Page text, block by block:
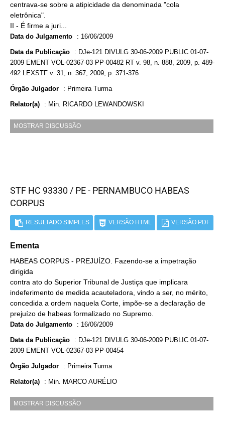
centrava-se sobre a atipicidade da denominada "cola
eletrônica".
II - É firme a juri...
Data do Julgamento : 16/06/2009
Data da Publicação : DJe-121 DIVULG 30-06-2009 PUBLIC 01-07-
2009 EMENT VOL-02367-03 PP-00482 RT v. 98, n. 888, 2009, p. 489-
492 LEXSTF v. 31, n. 367, 2009, p. 371-376
Órgão Julgador : Primeira Turma
Relator(a) : Min. RICARDO LEWANDOWSKI
MOSTRAR DISCUSSÃO
STF HC 93330 / PE - PERNAMBUCO HABEAS
CORPUS
RESULTADO SIMPLES VERSÃO HTML VERSÃO PDF
Ementa
HABEAS CORPUS - PREJUÍZO. Fazendo-se a impetração
dirigida
contra ato do Superior Tribunal de Justiça que implicara
indeferimento de medida acauteladora, vindo a ser, no mérito,
concedida a ordem naquela Corte, impõe-se a declaração de
prejuízo de habeas formalizado no Supremo.
Data do Julgamento : 16/06/2009
Data da Publicação : DJe-121 DIVULG 30-06-2009 PUBLIC 01-07-
2009 EMENT VOL-02367-03 PP-00454
Órgão Julgador : Primeira Turma
Relator(a) : Min. MARCO AURÉLIO
MOSTRAR DISCUSSÃO